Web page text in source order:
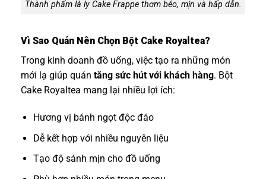
Thành phẩm là ly Cake Frappe thơm béo, mịn và hấp dẫn.
Vì Sao Quán Nên Chọn Bột Cake Royaltea?
Trong kinh doanh đồ uống, việc tạo ra những món
mới lạ giúp quán tăng sức hút với khách hàng. Bột
Cake Royaltea mang lại nhiều lợi ích:
Hương vị bánh ngọt độc đáo
Dễ kết hợp với nhiều nguyên liệu
Tạo độ sánh mịn cho đồ uống